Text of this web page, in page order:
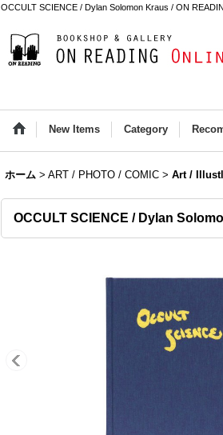
OCCULT SCIENCE / Dylan Solomon Kraus / ON
New Items Category
ホーム > ART / PHOTO / COMIC > Art /
OCCULT SCIENCE / Dylan